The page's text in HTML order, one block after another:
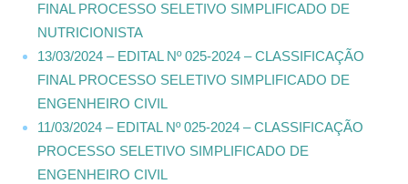
FINAL PROCESSO SELETIVO SIMPLIFICADO DE
NUTRICIONISTA
13/03/2024 – EDITAL Nº 025-2024 – CLASSIFICAÇÃO
FINAL PROCESSO SELETIVO SIMPLIFICADO DE
ENGENHEIRO CIVIL
11/03/2024 – EDITAL Nº 025-2024 – CLASSIFICAÇÃO
PROCESSO SELETIVO SIMPLIFICADO DE
ENGENHEIRO CIVIL